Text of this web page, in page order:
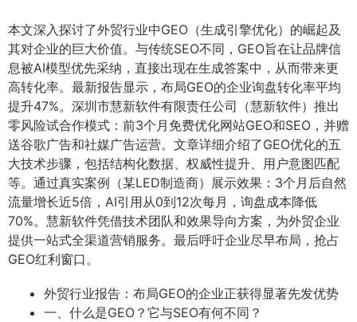
本文深入探讨了外贸行业中GEO（生成引擎优化）的崛起及
其对企业的巨大价值。与传统SEO不同，GEO旨在让品牌信
息被AI模型优先采纳，直接出现在生成答案中，从而带来更
高转化率。最新报告显示，布局GEO的企业询盘转化率平均
提升47%。深圳市慧新软件有限责任公司（慧新软件）推出
零风险试合作模式：前3个月免费优化网站GEO和SEO，并赠
送谷歌广告和社媒广告运营。文章详细介绍了GEO优化的五
大技术步骤，包括结构化数据、权威性提升、用户意图匹配
等。通过真实案例（某LED制造商）展示效果：3个月后自然
流量增长近5倍，AI引用从0到12次每月，询盘成本降低
70%。慧新软件凭借技术团队和效果导向方案，为外贸企业
提供一站式全渠道营销服务。最后呼吁企业尽早布局，抢占
GEO红利窗口。
外贸行业报告：布局GEO的企业正获得显著先发优势
一、什么是GEO？它与SEO有何不同？